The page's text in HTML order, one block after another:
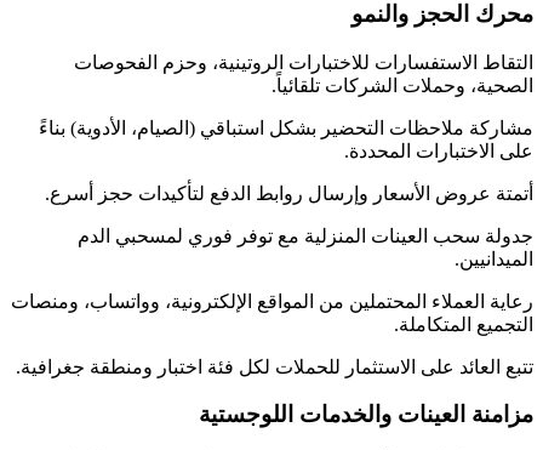
محرك الحجز والنمو
التقاط الاستفسارات للاختبارات الروتينية، وحزم الفحوصات
الصحية، وحملات الشركات تلقائياً.
مشاركة ملاحظات التحضير بشكل استباقي (الصيام، الأدوية) بناءً
على الاختبارات المحددة.
أتمتة عروض الأسعار وإرسال روابط الدفع لتأكيدات حجز أسرع.
جدولة سحب العينات المنزلية مع توفر فوري لمسحبي الدم
الميدانيين.
رعاية العملاء المحتملين من المواقع الإلكترونية، وواتساب، ومنصات
التجميع المتكاملة.
تتبع العائد على الاستثمار للحملات لكل فئة اختبار ومنطقة جغرافية.
مزامنة العينات والخدمات اللوجستية